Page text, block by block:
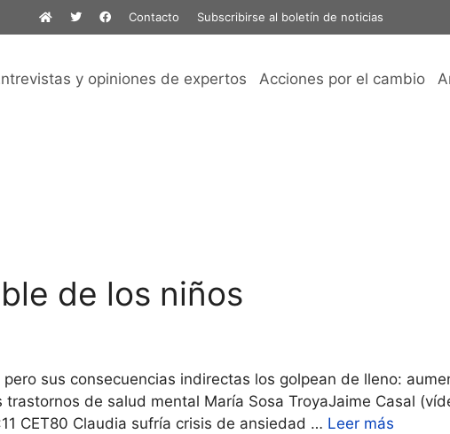
Contacto Subscribirse al boletín de noticias
y opiniones de expertos Acciones por el cambio
de los niños
sus consecuencias indirectas los golpean de lleno:
de salud mental María Sosa TroyaJaime Casal
CET80 Claudia sufría crisis de ansiedad … Leer más